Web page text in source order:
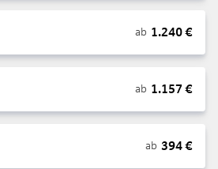
ab 1.240€
ab 1.157 €
ab 394€